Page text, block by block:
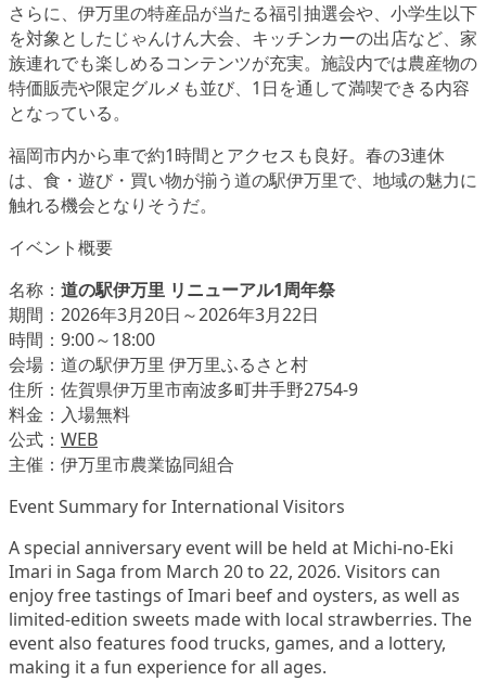
さらに、伊万里の特産品が当たる福引抽選会や、小学生以下
を対象としたじゃんけん大会、キッチンカーの出店など、家
族連れでも楽しめるコンテンツが充実。施設内では農産物の
特価販売や限定グルメも並び、1日を通して満喫できる内容
となっている。
福岡市内から車で約1時間とアクセスも良好。春の3連休
は、食・遊び・買い物が揃う道の駅伊万里で、地域の魅力に
触れる機会となりそうだ。
イベント概要
名称： 道の駅伊万里 リニューアル1周年祭
期間：2026年3月20日～2026年3月22日
時間：9:00～18:00
会場：道の駅伊万里 伊万里ふるさと村
住所：佐賀県伊万里市南波多町井手野2754-9
料金：入場無料
公式： WEB
主催：伊万里市農業協同組合
Event Summary for International Visitors
A special anniversary event will be held at Michi-no-Eki
Imari in Saga from March 20 to 22, 2026. Visitors can
enjoy free tastings of Imari beef and oysters, as well as
limited-edition sweets made with local strawberries. The
event also features food trucks, games, and a lottery,
making it a fun experience for all ages.